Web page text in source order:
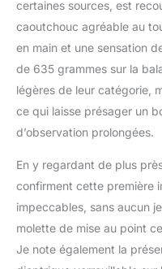
certaines sources, est
caoutchouc agréable au
en main et une sensation
de 635 grammes sur la
légères de leur catégorie,
ce qui laisse présager un
d’observation prolongées.
En y regardant de plus
confirment cette première
impeccables, sans aucun
molette de mise au point
Je note également la